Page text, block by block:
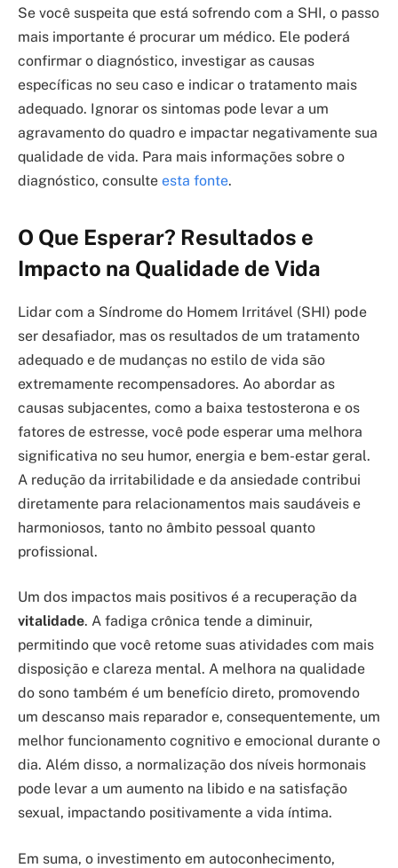
Se você suspeita que está sofrendo com a SHI, o passo
mais importante é procurar um médico. Ele poderá
confirmar o diagnóstico, investigar as causas
específicas no seu caso e indicar o tratamento mais
adequado. Ignorar os sintomas pode levar a um
agravamento do quadro e impactar negativamente sua
qualidade de vida. Para mais informações sobre o
diagnóstico, consulte esta fonte.
O Que Esperar? Resultados e
Impacto na Qualidade de Vida
Lidar com a Síndrome do Homem Irritável (SHI) pode
ser desafiador, mas os resultados de um tratamento
adequado e de mudanças no estilo de vida são
extremamente recompensadores. Ao abordar as
causas subjacentes, como a baixa testosterona e os
fatores de estresse, você pode esperar uma melhora
significativa no seu humor, energia e bem-estar geral.
A redução da irritabilidade e da ansiedade contribui
diretamente para relacionamentos mais saudáveis e
harmoniosos, tanto no âmbito pessoal quanto
profissional.
Um dos impactos mais positivos é a recuperação da
vitalidade. A fadiga crônica tende a diminuir,
permitindo que você retome suas atividades com mais
disposição e clareza mental. A melhora na qualidade
do sono também é um benefício direto, promovendo
um descanso mais reparador e, consequentemente, um
melhor funcionamento cognitivo e emocional durante o
dia. Além disso, a normalização dos níveis hormonais
pode levar a um aumento na libido e na satisfação
sexual, impactando positivamente a vida íntima.
Em suma, o investimento em autoconhecimento,